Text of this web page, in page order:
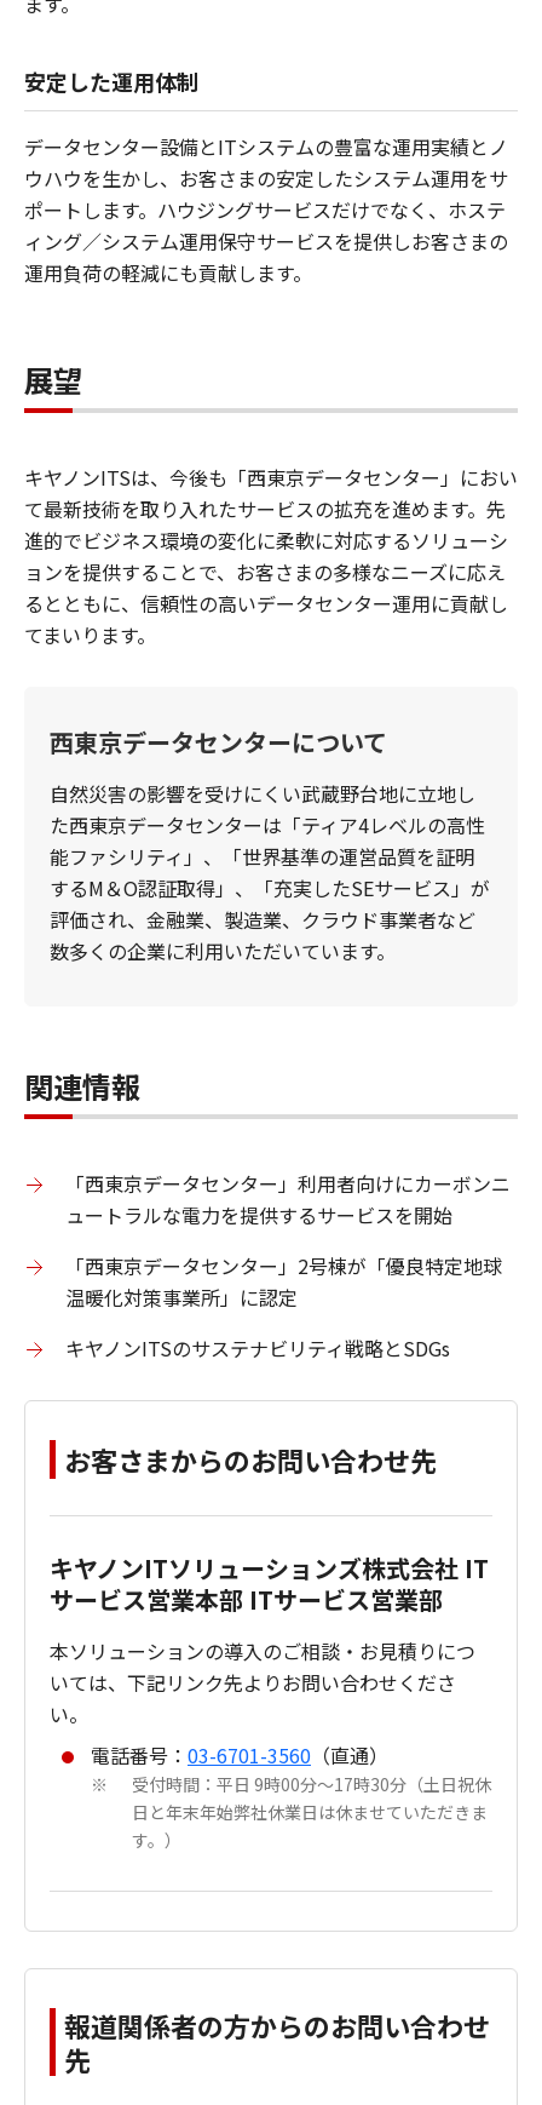
安定した運用体制
データセンター設備とITシステムの豊富な運用実績とノ
ウハウを生かし、お客さまの安定したシステム運用をサ
ポートします。ハウジングサービスだけでなく、ホステ
ィング／システム運用保守サービスを提供しお客さまの
運用負荷の軽減にも貢献します。
展望
キヤノンITSは、今後も「西東京データセンター」におい
て最新技術を取り入れたサービスの拡充を進めます。先
進的でビジネス環境の変化に柔軟に対応するソリューシ
ョンを提供することで、お客さまの多様なニーズに応え
るとともに、信頼性の高いデータセンター運用に貢献し
てまいります。
西東京データセンターについて
自然災害の影響を受けにくい武蔵野台地に立地し
た西東京データセンターは「ティア4レベルの高性
能ファシリティ」、「世界基準の運営品質を証明
するM＆O認証取得」、「充実したSEサービス」が
評価され、金融業、製造業、クラウド事業者など
数多くの企業に利用いただいています。
関連情報
「西東京データセンター」利用者向けにカーボンニ
ュートラルな電力を提供するサービスを開始
「西東京データセンター」2号棟が「優良特定地球
温暖化対策事業所」に認定
キヤノンITSのサステナビリティ戦略とSDGs
お客さまからのお問い合わせ先
キヤノンITソリューションズ株式会社 IT
サービス営業本部 ITサービス営業部
本ソリューションの導入のご相談・お見積りにつ
いては、下記リンク先よりお問い合わせくださ
い。
電話番号： 03-6701-3560 （直通）
※
受付時間：平日 9時00分～17時30分（土日祝休
日と年末年始弊社休業日は休ませていただきま
す。）
報道関係者の方からのお問い合わせ
先